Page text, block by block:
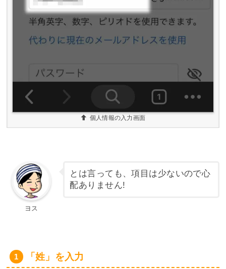
個人情報の入力画面
ヨス
とは言っても、項目は少ないので心
配ありません!
「姓」を入力